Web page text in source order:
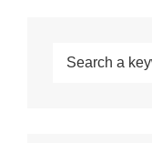
Search